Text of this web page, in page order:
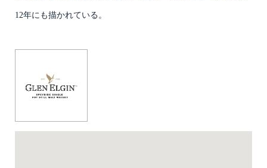
12年にも描かれている。